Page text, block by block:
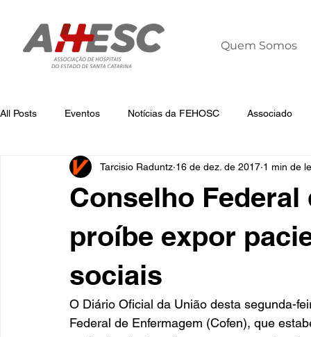
Quem Somos
All Posts Eventos Notícias da FEHOSC Associado
Notícias da AHESC Liderança Dia
Conselho
proíbe expor
sociais
Tarcisio Raduntz 16 de dez. de 2017 1 min de
O Diário Oficial da União desta segunda-
Federal de Enfermagem (Cofen), que